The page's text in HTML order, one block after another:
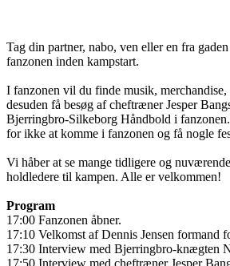
Tag din partner, nabo, ven eller en fra
fanzonen inden kampstart.
I fanzonen vil du finde musik,
desuden få besøg af cheftræner Jesper
Bjerringbro-Silkeborg Håndbold i
for ikke at komme i fanzonen og få nogle
Vi håber at se mange tidligere og
holdledere til kampen. Alle er velkommen!
Program
17:00 Fanzonen åbner.
17:10 Velkomst af Dennis Jensen formand
17:30 Interview med Bjerringbro-knægten
17:50 Interview med cheftræner Jesper